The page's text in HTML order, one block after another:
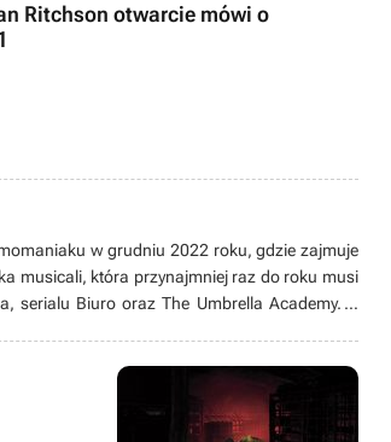
Ritchson otwarcie mówi o
w grudniu 2022 roku, gdzie zajmuje
musicali, która przynajmniej raz do roku musi
serialu Biuro oraz The Umbrella Academy. A
różnym dziełom.